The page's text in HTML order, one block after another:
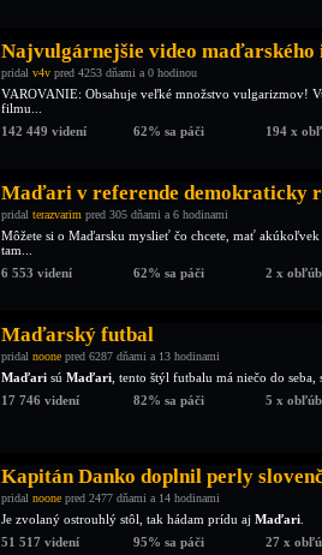
Najvulgárnejšie video
pridal v4v pred 4253 dňami a 0 hodinou
VAROVANIE: Obsahuje veľké množstvo vulgarizmov!
filmu...
142 449 videní
62% sa páči 194 x
Maďari v referende demokraticky
pridal terazvarim pred 305 dňami a 6 hodinami
Môžete si o Maďarsku myslieť čo chcete, mať
tam...
6 553 videní
62% sa páči 2 x
Maďarský futbal
pridal noone pred 6287 dňami a 13 hodinami
Maďari sú Maďari , tento štýl futbalu má niečo do
17 746 videní
82% sa páči 5 x
Kapitán Danko doplnil perly
pridal noone pred 2477 dňami a 14 hodinami
Je zvolaný ostrouhlý stôl, tak hádam prídu aj Maďari
51 517 videní
95% sa páči 27 x